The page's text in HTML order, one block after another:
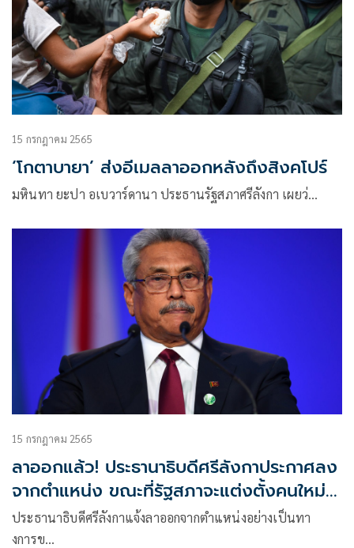
15 กรกฎาคม 2565
‘โกตาบายา’ ส่งอีเมลลาออกหลังถึงสิงคโปร์
มหินทา ยะปา อเบวาร์ดานา ประธานรัฐสภาศรีลังกา เผยว่…
15 กรกฎาคม 2565
ลาออกแล้ว! ประธานาธิบดีศรีลังกาประกาศลง
จากตำแหน่ง ขณะที่รัฐสภาจะแต่งตั้งคนใหม่
วันที่ 20 ก.ค.
ประธานาธิบดีศรีลังกาแจ้งลาออกจากตำแหน่งอย่างเป็นทา
งการข…